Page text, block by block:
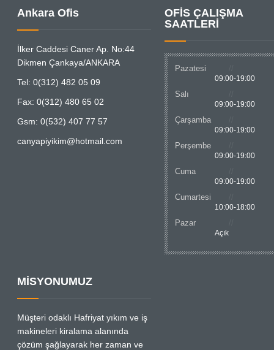
Ankara Ofis
İlker Caddesi Caner Ap. No:44
Dikmen Çankaya/ANKARA
Tel: 0(312) 482 05 09
Fax: 0(312) 480 65 02
Gsm: 0(532) 407 77 57
canyapiyikim@hotmail.com
OFİS ÇALIŞMA
SAATLERİ
Pazatesi
09:00-19:00
Salı
09:00-19:00
Çarşamba
09:00-19:00
Perşembe
09:00-19:00
Cuma
09:00-19:00
Cumartesi
10:00-18:00
Pazar
Açık
MİSYONUMUZ
Müşteri odaklı Hafriyat yıkım ve iş
makineleri kiralama alanında
çözüm şağlayarak her zaman ve